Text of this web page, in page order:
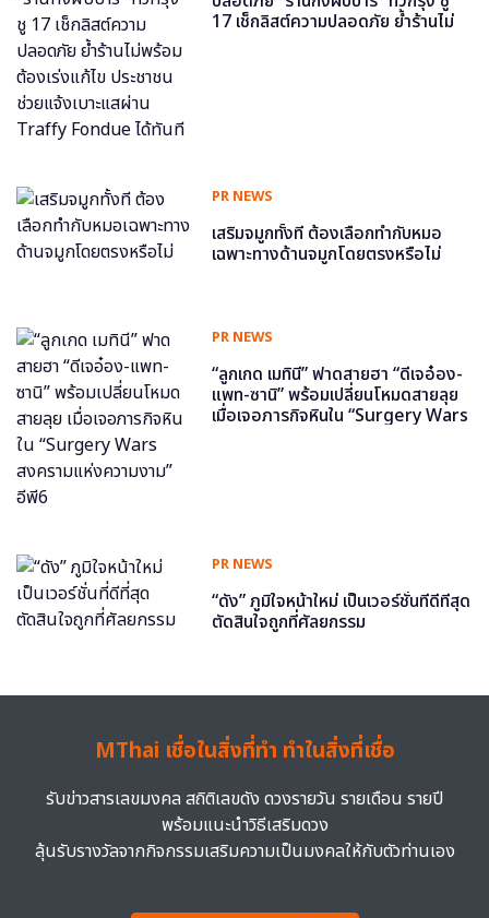
17 เช็กลิสต์ความปลอดภัย ย้ำร้านไม่
PR NEWS
เสริมจมูกทั้งที ต้องเลือกทำกับหมอ
เฉพาะทางด้านจมูกโดยตรงหรือไม่
PR NEWS
“ลูกเกด เมทินี” ฟาดสายฮา “ดีเจอ๋อง-
แพท-ซานิ” พร้อมเปลี่ยนโหมดสายลุย
เมื่อเจอภารกิจหินใน “Surgery Wars
PR NEWS
“ดัง” ภูมิใจหน้าใหม่ เป็นเวอร์ชั่นที่ดีที่สุด
ตัดสินใจถูกที่ศัลยกรรม
MThai เชื่อในสิ่งที่ทำ ทำในสิ่งที่เชื่อ
รับข่าวสารเลขมงคล สถิติเลขดัง ดวงรายวัน รายเดือน รายปี
พร้อมแนะนำวิธีเสริมดวง
ลุ้นรับรางวัลจากกิจกรรมเสริมความเป็นมงคลให้กับตัวท่านเอง